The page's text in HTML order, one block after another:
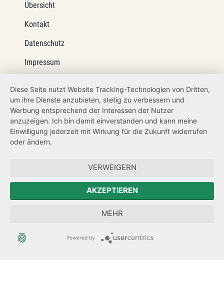
Übersicht
Kontakt
Datenschutz
Impressum
Netiquette
Transparenzanspruch
Hinweisgeberschutz
Forum Mitteleuropa
Der Sächsische Integrationsbeauftragte
Sächsische Landesbeauftragte zur Aufarbeitung der SED-
Diese Seite nutzt Website Tracking-Technologien von Dritten,
um ihre Dienste anzubieten, stetig zu verbessern und
Werbung entsprechend der Interessen der Nutzer
anzuzeigen. Ich bin damit einverstanden und kann meine
Einwilligung jederzeit mit Wirkung für die Zukunft widerrufen
oder ändern.
VERWEIGERN
AKZEPTIEREN
MEHR
Powered by